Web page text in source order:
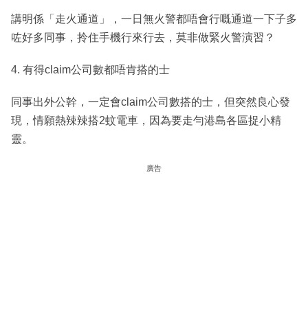
講明係「走火通道」，一日無火警都唔會行嘅通道一下子多
咗好多同事，拎住手機行來行去，莫非做緊火警演習？
4. 有得claim公司數都唔肯搭的士
同事出外公幹，一定會claim公司數搭的士，但突然良心發
現，情願熱辣辣搭2蚊電車，因為要走勻港島各區捉小精
靈。
廣告